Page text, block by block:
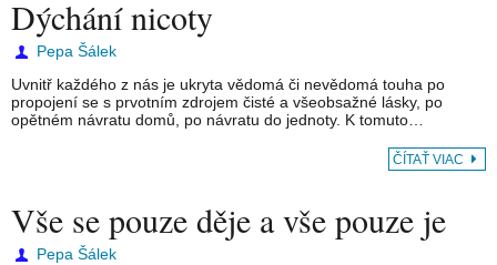
Dýchání nicoty
Pepa Šálek
Uvnitř každého z nás je ukryta vědomá či nevědomá touha po
propojení se s prvotním zdrojem čisté a všeobsažné lásky, po
opětném návratu domů, po návratu do jednoty. K tomuto…
ČÍTAŤ VIAC
Vše se pouze děje a vše pouze je
Pepa Šálek